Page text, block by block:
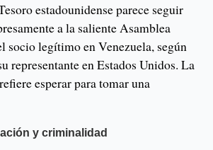
estadounidense parece seguir
a la saliente Asamblea
socio legítimo en Venezuela, según
representante en Estados Unidos. La
esperar para tomar una
y criminalidad